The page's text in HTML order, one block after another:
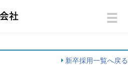
新卒採用一覧へ戻る